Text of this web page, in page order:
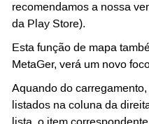
recomendamos a nossa
da Play Store).
Esta função de mapa
MetaGer, verá um novo
Aquando do
listados na coluna da
lista, o item